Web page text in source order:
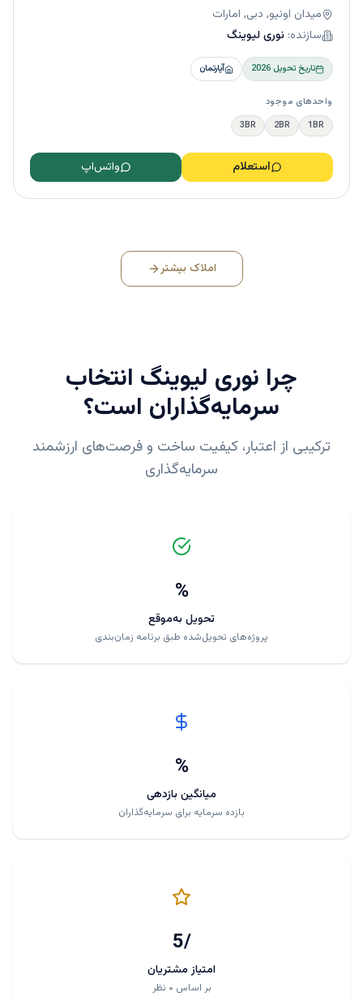
میدان اونیو, دبی, امارات
سازنده: نوری لیوینگ
تاریخ تحویل2026 آپارتمان
واحدهای موجود
1BR
2BR
3BR
استعلام واتس‌اپ
املاک بیشتر
چرا نوری لیوینگ انتخاب
سرمایه‌گذاران است؟
ترکیبی از اعتبار، کیفیت ساخت و فرصت‌های ارزشمند
سرمایه‌گذاری
%
تحویل به‌موقع
پروژه‌های تحویل‌شده طبق برنامه زمان‌بندی
%
میانگین بازدهی
بازده سرمایه برای سرمایه‌گذاران
/5
امتیاز مشتریان
بر اساس ۰ نظر